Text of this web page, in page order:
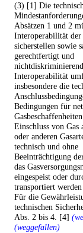
(3) [1] Die
Absätzen 1 und 2
Interoperabilität der
sicherstellen sowie
gerechtfertigt und
Interoperabilität
insbesondere die
Bedingungen für
Einschluss von Gas
oder anderen
technisch und ohne
Beeinträchtigung
das
eingespeist oder
transportiert
Für die
technischen
Abs. 2 bis 4. [4]
(weggefallen)